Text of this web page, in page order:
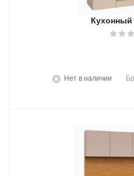
Кухонный
Нет в наличии